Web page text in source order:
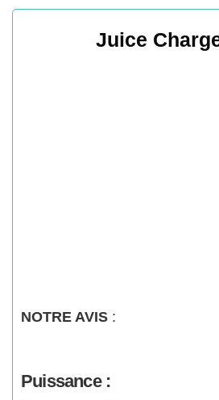
Juice
NOTRE AVIS :
Puissance :